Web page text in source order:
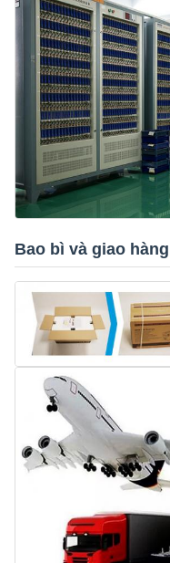
Bao bì và giao hàng